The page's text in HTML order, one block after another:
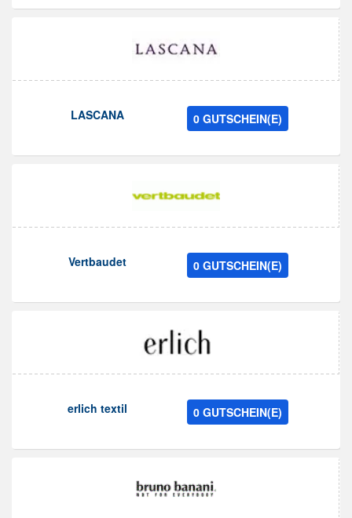
LASCANA 0 GUTSCHEIN(E)
Vertbaudet 0 GUTSCHEIN(E)
erlich textil 0 GUTSCHEIN(E)